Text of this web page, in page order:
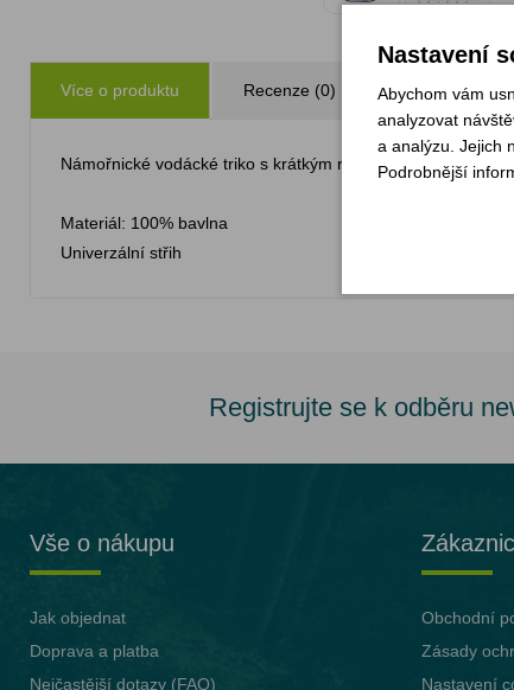
Více o produktu Recenze (0) Parametry
Námořnické vodácké triko s krátkým rukávem.
Materiál: 100% bavlna
Univerzální střih
Registrujte se k odběru
Vše o nákupu
Jak objednat
Doprava a platba
Nejčastější dotazy (FAQ)
Obchodní
Zásady
Nastavení
Nastavení
Abychom vám
analyzovat
a analýzu. Jejich
Podrobnější